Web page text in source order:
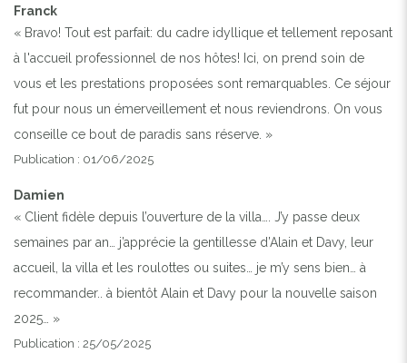
Previous Next
Franck
« Bravo! Tout est parfait: du cadre idyllique et tellement reposant
à l'accueil professionnel de nos hôtes! Ici, on prend soin de
vous et les prestations proposées sont remarquables. Ce séjour
fut pour nous un émerveillement et nous reviendrons. On vous
conseille ce bout de paradis sans réserve. »
Publication : 01/06/2025
Damien
« Client fidèle depuis l’ouverture de la villa…. J’y passe deux
semaines par an… j’apprécie la gentillesse d’Alain et Davy, leur
accueil, la villa et les roulottes ou suites… je m’y sens bien… à
recommander.. à bientôt Alain et Davy pour la nouvelle saison
2025… »
Publication : 25/05/2025